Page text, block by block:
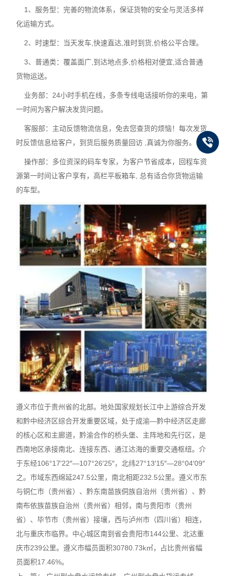
1、服务型：完善的物流体系，保证货物的安全与灵活多样
化运输方式。
2、时速型：当天发车,快速直达,准时到货,价格公平合理。
3、普通类：覆盖面广,到达地点多,价格相对便宜,适合普通
货物运送。
业务部：24小时手机在线，多条专线电话接听你的来电，第
一时间为客户解决发货问题。
客服部：主动反馈物流信息，免去您查货的烦恼！每次发货
时反馈信息给客户，到货后服务质量回访 ,真诚为你服务。
操作部：多位资深的码车专家，为客户节省成本，回程车资
源第一时间让客户享有，高栏平板箱车, 总有适合你货物运输
的车型。
遵义市位于贵州省的北部。地处国家规划长江中上游综合开发
和黔中经济区综合开发重要区域，处于成渝—黔中经济区走廊
的核心区和主廊道，黔渝合作的桥头堡、主阵地和先行区，是
西南地区承接南北、连接东西、通江达海的重要交通枢纽。介
于东经106°17′22″—107°26′25″，北纬27°13′15″—28°04′09″
之。市域东西绵延247.5公里，南北相距232.5公里。遵义市东
与铜仁市（贵州省）、黔东南苗族侗族自治州（贵州省）、黔
南布依族苗族自治州（贵州省）相邻，南与贵阳市（贵州
省）、毕节市（贵州省）接壤，西与泸州市（四川省）相连，
北与重庆市临界。中心城区南到省会贵阳市144公里、北达重
庆市239公里。遵义市幅员面积30780.73k㎡，占比贵州省幅
员面积17.46%。